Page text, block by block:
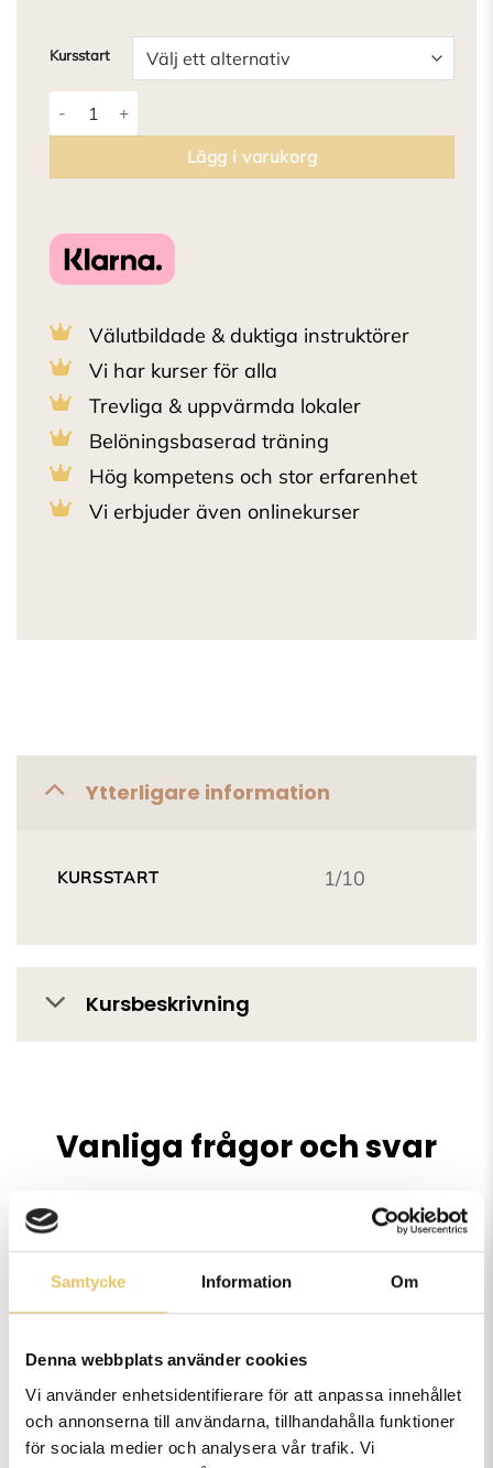
Samtycke Information Om
Denna webbplats använder cookies
Vi använder enhetsidentifierare för att anpassa innehållet
och annonserna till användarna, tillhandahålla funktioner
för sociala medier och analysera vår trafik. Vi
Kursstart
V.I.P Kontaktkurs mängd
Lägg i varukorg
Välutbildade & duktiga instruktörer
Vi har kurser för alla
Trevliga & uppvärmda lokaler
Belöningsbaserad träning
Hög kompetens och stor erfarenhet
Vi erbjuder även onlinekurser
Ytterligare information
KURSSTART 1/10
Kursbeskrivning
Vanliga frågor och svar
Vart håller ni era kurser?
Hur många deltagare har ni på
era kurser?